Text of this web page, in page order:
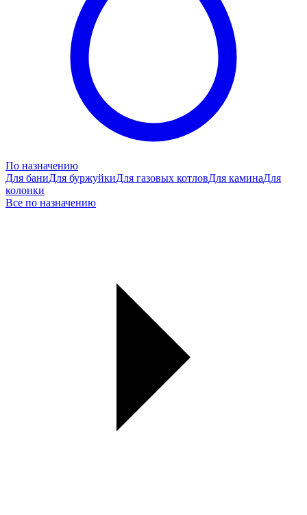
По назначению
Для баниДля буржуйкиДля газовых котловДля каминаДля
колонки
Все по назначению